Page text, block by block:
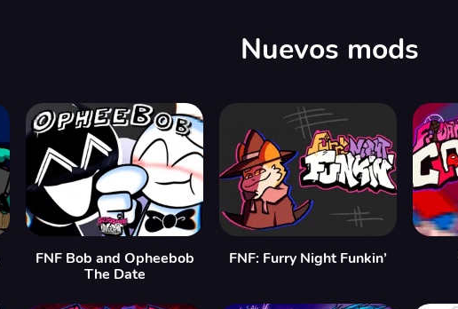
Nuevos mods
FNF Bob and Opheebob
The Date
FNF: Furry Night Funkin’